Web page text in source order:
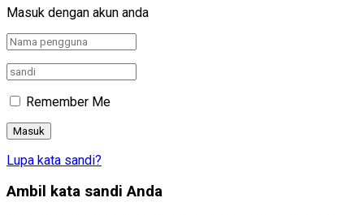
Masuk dengan akun anda
Remember Me
Lupa kata sandi?
Ambil kata sandi Anda